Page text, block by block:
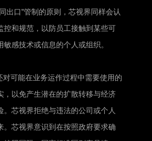
出口”管制的原则，芯视界同样会认
控和规范，以防员工接触到某些可
敏感技术或信息的个人或组织。
对可能在业务运作过程中需要使用的
，以免产生潜在的扩散转移与经济
。芯视界拒绝与违法的公司或个人
。芯视界意识到在按照政府要求确